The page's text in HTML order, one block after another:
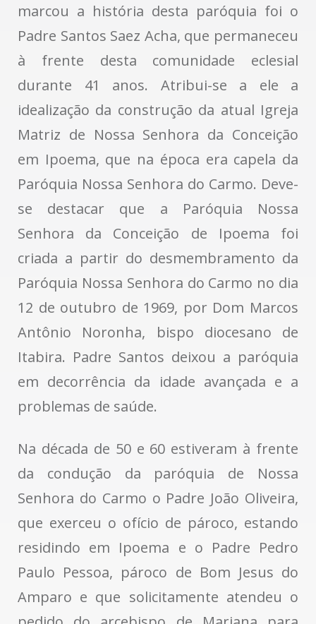
marcou a história desta paróquia foi o
Padre Santos Saez Acha, que permaneceu
à frente desta comunidade eclesial
durante 41 anos. Atribui-se a ele a
idealização da construção da atual Igreja
Matriz de Nossa Senhora da Conceição
em Ipoema, que na época era capela da
Paróquia Nossa Senhora do Carmo. Deve-
se destacar que a Paróquia Nossa
Senhora da Conceição de Ipoema foi
criada a partir do desmembramento da
Paróquia Nossa Senhora do Carmo no dia
12 de outubro de 1969, por Dom Marcos
Antônio Noronha, bispo diocesano de
Itabira. Padre Santos deixou a paróquia
em decorrência da idade avançada e a
problemas de saúde.
Na década de 50 e 60 estiveram à frente
da condução da paróquia de Nossa
Senhora do Carmo o Padre João Oliveira,
que exerceu o ofício de pároco, estando
residindo em Ipoema e o Padre Pedro
Paulo Pessoa, pároco de Bom Jesus do
Amparo e que solicitamente atendeu o